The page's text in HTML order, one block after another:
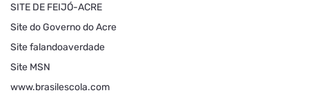
SITE DE FEIJÓ-ACRE
Site do Governo do Acre
Site falandoaverdade
Site MSN
www.brasilescola.com